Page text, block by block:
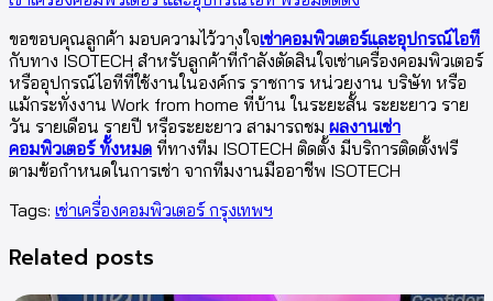
ขอขอบคุณลูกค้า มอบความไว้วางใจเช่าคอมพิวเตอร์และอุปกรณ์ไอที
กับทาง ISOTECH สำหรับลูกค้าที่กำลังตัดสินใจเช่าเครื่องคอมพิวเตอร์
หรืออุปกรณ์ไอทีที่ใช้งานในองค์กร ราชการ หน่วยงาน บริษัท หรือ
แม้กระทั่งงาน Work from home ที่บ้าน ในระยะสั้น ระยะยาว ราย
วัน รายเดือน รายปี หรือระยะยาว สามารถชม ผลงานเช่า
คอมพิวเตอร์ ทั้งหมด ที่ทางทีม ISOTECH ติดตั้ง มีบริการติดตั้งฟรี
ตามข้อกำหนดในการเช่า จากทีมงานมืออาชีพ ISOTECH
Tags: เช่าเครื่องคอมพิวเตอร์ กรุงเทพฯ
Related posts